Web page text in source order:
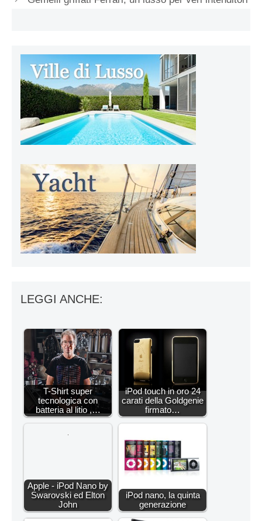
LEGGI ANCHE:
T-Shirt super
tecnologica con
batteria al litio ,…
iPod touch in oro 24
carati della Goldgenie
firmato…
Apple - iPod Nano by
Swarovski ed Elton
John
iPod nano, la quinta
generazione